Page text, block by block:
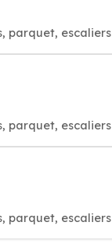
parquet, escaliers
parquet, escaliers
parquet, escaliers